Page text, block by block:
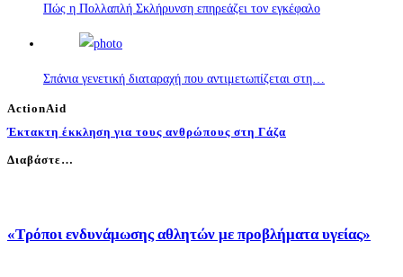
Πώς η Πολλαπλή Σκλήρυνση επηρεάζει τον εγκέφαλο
Σπάνια γενετική διαταραχή που αντιμετωπίζεται στη…
ActionAid
Έκτακτη έκκληση για τους ανθρώπους στη Γάζα
Διαβάστε…
«Τρόποι ενδυνάμωσης αθλητών με προβλήματα υγείας»